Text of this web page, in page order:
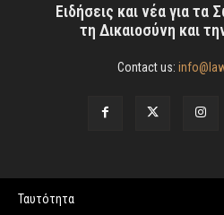
Ειδήσεις και νέα για
τη Δικαιοσύνη και
Contact us:
Ταυτότητα